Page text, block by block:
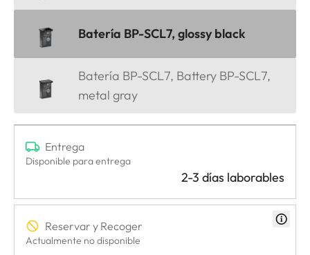
Batería BP-SCL7, glossy black
Batería BP-SCL7, Battery BP-SCL7,
metal gray
Entrega
Disponible para entrega
2-3 días laborables
Reservar y Recoger
Actualmente no disponible